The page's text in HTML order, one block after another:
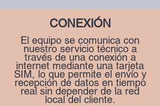
CONEXIÓN
El equipo se comunica con
nuestro servicio técnico a
través de una conexión a
internet mediante una tarjeta
SIM, lo que permite el envío y
recepción de datos en tiempo
real sin depender de la red
local del cliente.